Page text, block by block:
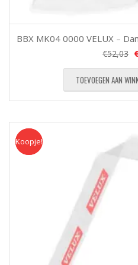
BBX MK04 0000 VELUX –
€52,03
TOEVOEGEN AAN
Koopje
Koopje!